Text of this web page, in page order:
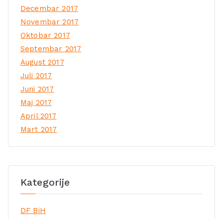
Decembar 2017
Novembar 2017
Oktobar 2017
Septembar 2017
August 2017
Juli 2017
Juni 2017
Maj 2017
April 2017
Mart 2017
Kategorije
DF BiH